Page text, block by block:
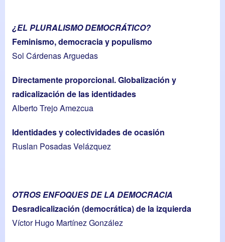
¿EL PLURALISMO DEMOCRÁTICO?
Feminismo, democracia y populismo
Sol Cárdenas Arguedas
Directamente proporcional. Globalización y
radicalización de las identidades
Alberto Trejo Amezcua
Identidades y colectividades de ocasión
Ruslan Posadas Velázquez
OTROS ENFOQUES DE LA DEMOCRACIA
Desradicalización (democrática) de la izquierda
Víctor Hugo Martínez González